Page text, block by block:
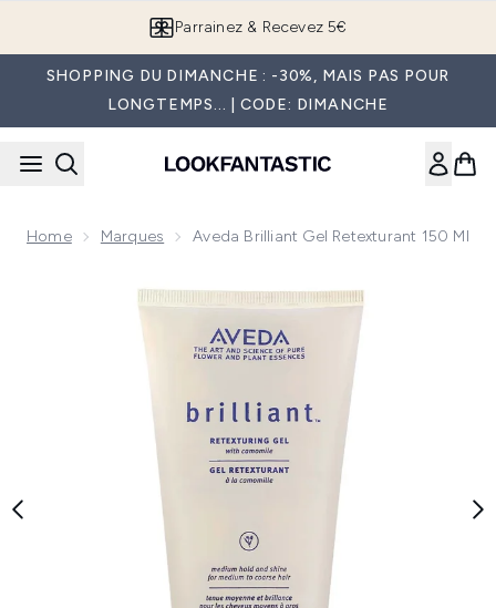
Parrainez & Recevez 5€
SHOPPING DU DIMANCHE : -30%, MAIS PAS POUR
LONGTEMPS... | CODE: DIMANCHE
Home Marques Aveda Brilliant Gel Retexturant 150 Ml